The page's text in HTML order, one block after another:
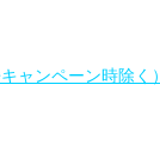
ャンペーン時除く）